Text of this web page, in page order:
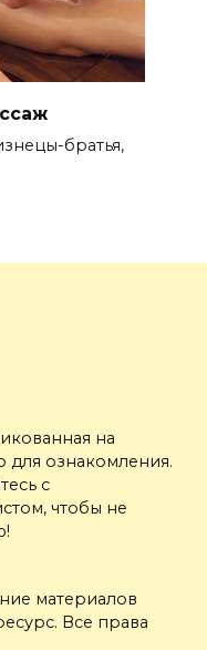
братья,
на
для ознакомления.
с
чтобы не
материалов
Все права